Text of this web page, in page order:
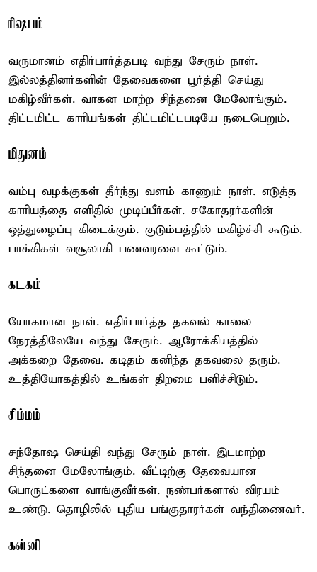
ரிஷபம்
வருமானம் எதிர்பார்த்தபடி வந்து சேரும் நாள்.
இல்லத்தினர்களின் தேவைகளை பூர்த்தி செய்து
மகிழ்வீர்கள். வாகன மாற்ற சிந்தனை மேலோங்கும்.
திட்டமிட்ட காரியங்கள் திட்டமிட்டபடியே நடைபெறும்.
மிதுனம்
வம்பு வழக்குகள் தீர்ந்து வளம் காணும் நாள். எடுத்த
காரியத்தை எளிதில் முடிப்பீர்கள். சகோதரர்களின்
ஒத்துழைப்பு கிடைக்கும். குடும்பத்தில் மகிழ்ச்சி கூடும்.
பாக்கிகள் வசூலாகி பணவரவை கூட்டும்.
கடகம்
யோகமான நாள். எதிர்பார்த்த தகவல் காலை
நேரத்திலேயே வந்து சேரும். ஆரோக்கியத்தில்
அக்கறை தேவை. கடிதம் கனிந்த தகவலை தரும்.
உத்தியோகத்தில் உங்கள் திறமை பளிச்சிடும்.
சிம்மம்
சந்தோஷ செய்தி வந்து சேரும் நாள். இடமாற்ற
சிந்தனை மேலோங்கும். வீட்டிற்கு தேவையான
பொருட்களை வாங்குவீர்கள். நண்பர்களால் விரயம்
உண்டு. தொழிலில் புதிய பங்குதாரர்கள் வந்திணைவர்.
கன்னி